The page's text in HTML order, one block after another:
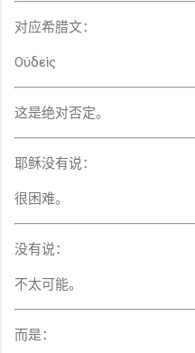
对应希腊文：
Οὐδεὶς
这是绝对否定。
耶稣没有说：
很困难。
没有说：
不太可能。
而是：